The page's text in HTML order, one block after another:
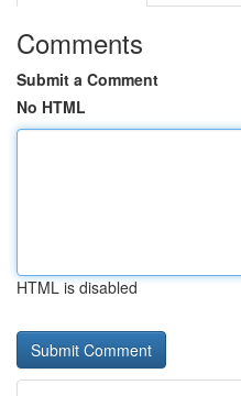
Comments
Submit a Comment
No HTML
HTML is disabled